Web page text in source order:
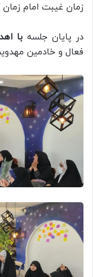
زمان غیبت امام
در پایان جلسه با
فعال و خادمین